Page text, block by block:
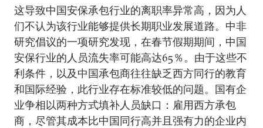
这导致中国安保承包行业的离职率异常高，因为人
们不认为该行业能够提供长期职业发展道路。中非
研究倡议的一项研究发现，在春节假期期间，中国
安保行业的人员流失率可能高达65％。由于这些不
利条件，以及中国承包商往往缺乏西方同行的教育
和国际经验，此行业存在标准较低的问题。国有企
业争相以两种方式填补人员缺口：雇用西方承包
商，尽管其成本比中国同行高并且强有力的企业内